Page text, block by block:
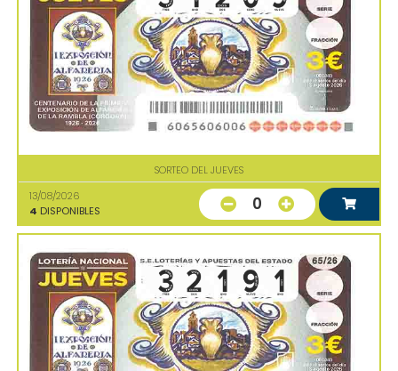
SORTEO DEL JUEVES
13/08/2026
4 DISPONIBLES 0